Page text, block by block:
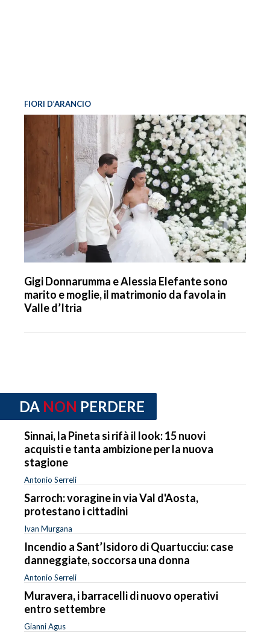
FIORI D’ARANCIO
Gigi Donnarumma e Alessia Elefante sono
marito e moglie, il matrimonio da favola in
Valle d’Itria
DA NON PERDERE
Sinnai, la Pineta si rifà il look: 15 nuovi
acquisti e tanta ambizione per la nuova
stagione
Antonio Serreli
Sarroch: voragine in via Val d'Aosta,
protestano i cittadini
Ivan Murgana
Incendio a Sant’Isidoro di Quartucciu: case
danneggiate, soccorsa una donna
Antonio Serreli
Muravera, i barracelli di nuovo operativi
entro settembre
Gianni Agus